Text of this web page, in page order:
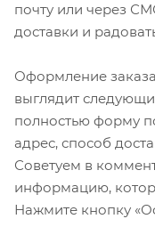
почту или через
доставки и
Оформление
выглядит
полностью форму
адрес, способ
Советуем в
информацию,
Нажмите кнопку